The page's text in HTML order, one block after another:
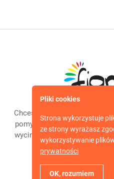
Chcesz bawić się z
pomysłów? To właśnie dla
wycinajcie, ozdabiajcie,
opisy zabaw
Copyright © 2021.
Pliki cookies
Strona wykorzystuje
ze strony wyrażasz
wykorzystywanie
prywatności
OK, rozumiem